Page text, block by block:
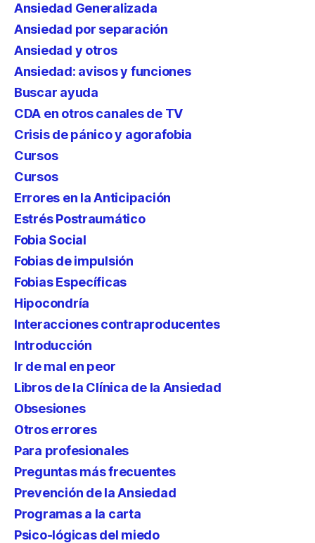
Ansiedad Generalizada
Ansiedad por separación
Ansiedad y otros
Ansiedad: avisos y funciones
Buscar ayuda
CDA en otros canales de TV
Crisis de pánico y agorafobia
Cursos
Cursos
Errores en la Anticipación
Estrés Postraumático
Fobia Social
Fobias de impulsión
Fobias Específicas
Hipocondría
Interacciones contraproducentes
Introducción
Ir de mal en peor
Libros de la Clínica de la Ansiedad
Obsesiones
Otros errores
Para profesionales
Preguntas más frecuentes
Prevención de la Ansiedad
Programas a la carta
Psico-lógicas del miedo